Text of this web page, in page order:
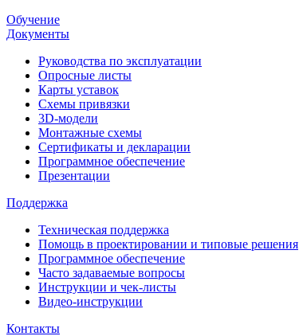
Обучение
Документы
Руководства по эксплуатации
Опросные листы
Карты уставок
Схемы привязки
3D-модели
Монтажные схемы
Сертификаты и декларации
Программное обеспечение
Презентации
Поддержка
Техническая поддержка
Помощь в проектировании и типовые решения
Программное обеспечение
Часто задаваемые вопросы
Инструкции и чек-листы
Видео-инструкции
Контакты